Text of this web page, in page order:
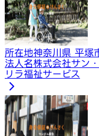
所在地神奈川県 平塚
法人名株式会社サン
リラ福祉サービス